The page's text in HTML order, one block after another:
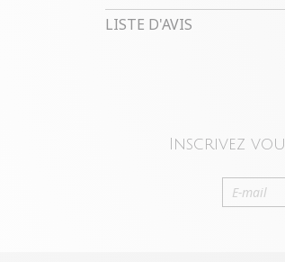
LISTE D'AVIS
Inscrivez